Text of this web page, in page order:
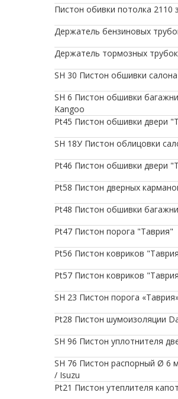
Пистон обивки потолка 2110
Держатель бензиновых
Держатель тормозных
SH 30 Пистон обшивки
SH 6 Пистон обшивки
Kangoo
Pt45 Пистон обшивки двери
SH 18У Пистон облицовки
Pt46 Пистон обшивки двери
Pt58 Пистон дверных
Pt48 Пистон обшивки
Pt47 Пистон порога "Таврия"
Pt56 Пистон ковриков
Pt57 Пистон ковриков
SH 23 Пистон порога
Pt28 Пистон шумоизоляции
SH 96 Пистон уплотнителя
SH 76 Пистон распорный Ø 6
/ Isuzu
Pt21 Пистон утеплителя